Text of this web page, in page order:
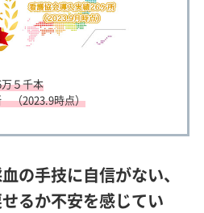
５千本
（2023.9時点）
の手技に自信がない、
るか不安を感じてい